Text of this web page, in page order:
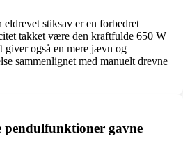
eldrevet stiksav er en forbedret
takket være den kraftfulde 650 W
giver også en mere jævn og
sammenlignet med manuelt drevne
gavne